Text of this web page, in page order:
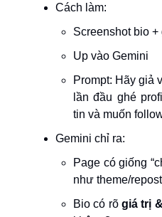
Cách làm:
Screenshot bio +
Up vào Gemini
Prompt: Hãy giả
lần đầu ghé
tin và muốn
Gemini chỉ ra:
Page có giống
như theme/
Bio có rõ giá trị